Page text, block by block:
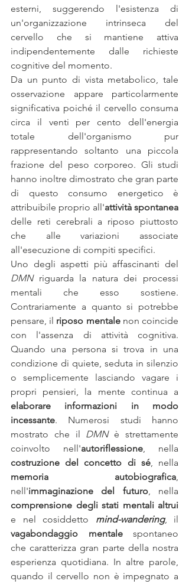
esterni, suggerendo l'esistenza di
un'organizzazione intrinseca del
cervello che si mantiene attiva
indipendentemente dalle richieste
cognitive del momento.
Da un punto di vista metabolico, tale
osservazione appare particolarmente
significativa poiché il cervello consuma
circa il venti per cento dell'energia
totale dell'organismo pur
rappresentando soltanto una piccola
frazione del peso corporeo. Gli studi
hanno inoltre dimostrato che gran parte
di questo consumo energetico è
attribuibile proprio all'
delle reti cerebrali a riposo piuttosto
che alle variazioni associate
all'esecuzione di compiti specifici.
DMN riguarda la natura dei processi
mentali che esso sostiene.
Contrariamente a quanto si potrebbe
pensare, il riposo mentale non coincide
con l'assenza di attività cognitiva.
Quando una persona si trova in una
condizione di quiete, seduta in silenzio
o semplicemente lasciando vagare i
elaborare informazioni in modo
incessante. Numerosi studi hanno
mostrato che il DMN è strettamente
coinvolto nell'autoriflessione
costruzione del concetto di sé
memoria autobiografica,
nell'immaginazione del futuro
comprensione degli stati mentali altrui
e nel cosiddetto mind-wandering
vagabondaggio mentale spontaneo
che caratterizza gran parte della nostra
esperienza quotidiana. In altre parole,
quando il cervello non è impegnato a